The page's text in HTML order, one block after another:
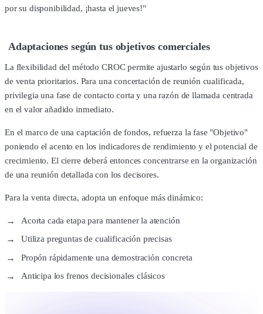
por su disponibilidad, ¡hasta el jueves!"
Adaptaciones según tus objetivos comerciales
La flexibilidad del método CROC permite ajustarlo según tus objetivos
de venta prioritarios. Para una concertación de reunión cualificada,
privilegia una fase de contacto corta y una razón de llamada centrada
en el valor añadido inmediato.
En el marco de una captación de fondos, refuerza la fase "Objetivo"
poniendo el acento en los indicadores de rendimiento y el potencial de
crecimiento. El cierre deberá entonces concentrarse en la organización
de una reunión detallada con los decisores.
Para la venta directa, adopta un enfoque más dinámico:
Acorta cada etapa para mantener la atención
Utiliza preguntas de cualificación precisas
Propón rápidamente una demostración concreta
Anticipa los frenos decisionales clásicos